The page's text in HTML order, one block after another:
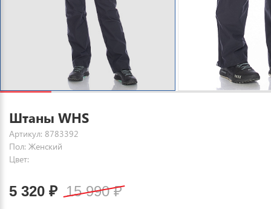
Штаны WHS
Артикул: 8783392
Пол: Женский
Цвет:
5 320 ₽ 15 990₽